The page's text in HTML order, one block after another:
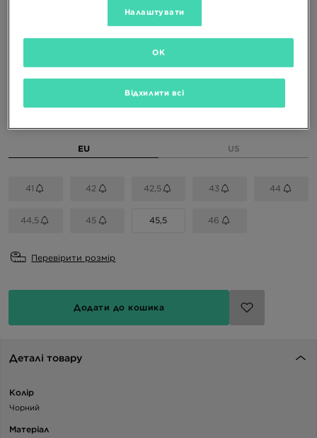
Доступні Кольори
EU US
41 42 42,5 43 44
44,5 45 45,5 46
Перевірити розмір
Додати до кошика
Деталі товару
Колір
Чорний
Матеріал
Налаштувати
Відхилити всі
OK